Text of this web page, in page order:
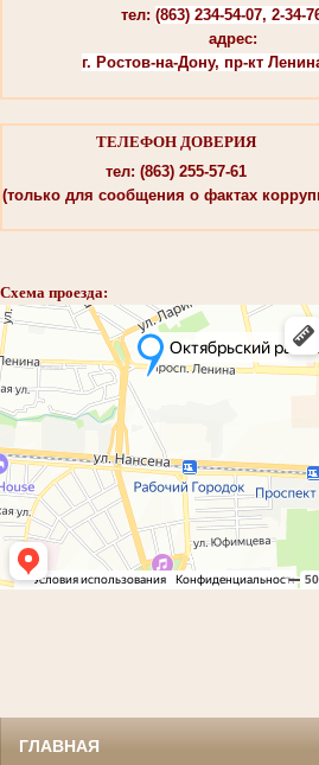
тел: (863) 234-54-07, 2-34-
адрес:
г. Ростов-на-Дону, пр-кт
ТЕЛЕФОН ДОВЕРИЯ
тел: (863) 255-57-61
(только для сообщения о фактах
Схема проезда:
ГЛАВНАЯ